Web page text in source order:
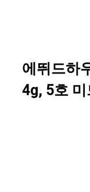
에뛰드하
4g, 5호